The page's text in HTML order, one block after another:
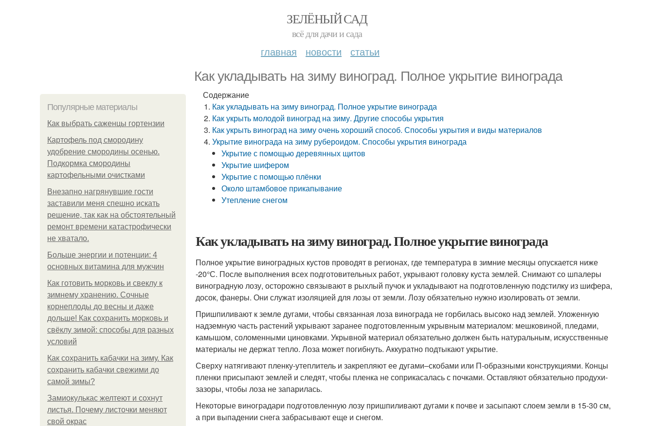
ЗЕЛЁНЫЙ САД
всё для дачи и сада
главная новости статьи
Как укладывать на зиму виноград. Полное укрытие винограда
Популярные материалы
Как выбрать саженцы гортензии
Картофель под смородину
удобрение смородины осенью.
Подкормка смородины
картофельными очистками
Внезапно нагрянувшие гости
заставили меня спешно искать
решение, так как на обстоятельный
ремонт времени катастрофически
не хватало.
Больше энергии и потенции: 4
основных витамина для мужчин
Как готовить морковь и свеклу к
зимнему хранению. Сочные
корнеплоды до весны и даже
дольше! Как сохранить морковь и
свёклу зимой: способы для разных
условий
Как сохранить кабачки на зиму. Как
сохранить кабачки свежими до
самой зимы?
Замиокулькас желтеют и сохнут
листья. Почему листочки меняют
свой окрас
Содержание
Как укладывать на зиму виноград. Полное укрытие винограда
Как укрыть молодой виноград на зиму. Другие способы укрытия
Как укрыть виноград на зиму очень хороший способ. Способы укрытия и виды материалов
Укрытие винограда на зиму рубероидом. Способы укрытия винограда
Укрытие с помощью деревянных щитов
Укрытие шифером
Укрытие с помощью плёнки
Около штамбовое прикапывание
Утепление снегом
Как укладывать на зиму виноград. Полное укрытие винограда
Полное укрытие виноградных кустов проводят в регионах, где температура в зимние месяцы опускается ниже
-20°С. После выполнения всех подготовительных работ, укрывают головку куста землей. Снимают со шпалеры
виноградную лозу, осторожно связывают в рыхлый пучок и укладывают на подготовленную подстилку из шифера,
досок, фанеры. Они служат изоляцией для лозы от земли. Лозу обязательно нужно изолировать от земли.
Пришпиливают к земле дугами, чтобы связанная лоза винограда не горбилась высоко над землей. Уложенную
надземную часть растений укрывают заранее подготовленным укрывным материалом: мешковиной, пледами,
камышом, соломенными циновками. Укрывной материал обязательно должен быть натуральным, искусственные
материалы не держат тепло. Лоза может погибнуть. Аккуратно подтыкают укрытие.
Сверху натягивают пленку-утеплитель и закрепляют ее дугами–скобами или П-образными конструкциями. Концы
пленки присыпают землей и следят, чтобы пленка не соприкасалась с почками. Оставляют обязательно продухи-
зазоры, чтобы лоза не запарилась.
Некоторые виноградари подготовленную лозу пришпиливают дугами к почве и засыпают слоем земли в 15-30 см,
а при выпадении снега забрасывают еще и снегом.